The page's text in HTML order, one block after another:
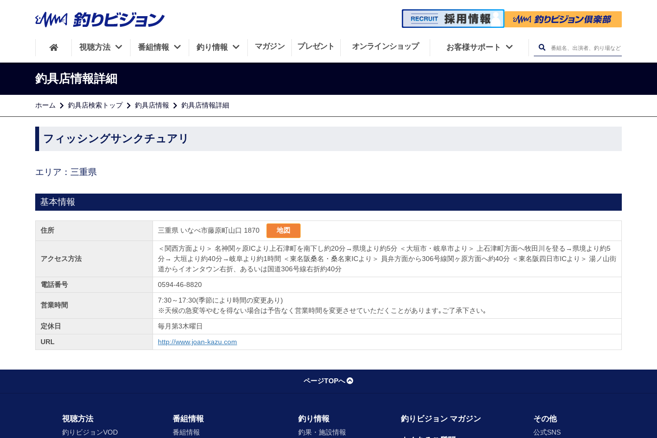
視聴方法 番組情報 釣り情報 マガジン プレゼント オンラインショップ お客様サポート
釣具店情報詳細
ホーム 釣具店検索トップ 釣具店情報 釣具店情報詳細
フィッシングサンクチュアリ
エリア：三重県
基本情報
住所 三重県 いなべ市藤原町山口 1870 地図
アクセス方法
＜関西方面より＞ 名神関ヶ原ICより上石津町を南下し約20分→県境より約5分 ＜大垣市・岐阜市より＞ 上石津町方面へ牧田川を登る→県境より約5
分→ 大垣より約40分→岐阜より約1時間 ＜東名阪桑名・桑名東ICより＞ 員弁方面から306号線関ヶ原方面へ約40分 ＜東名阪四日市ICより＞ 湯ノ山街
道からイオンタウン右折、あるいは国道306号線右折約40分
電話番号
0594-46-8820
営業時間
7:30～17:30(季節により時間の変更あり)
※天候の急変等やむを得ない場合は予告なく営業時間を変更させていただくことがあります｡ご了承下さい｡
定休日
毎月第3木曜日
URL
http://www.joan-kazu.com
ページTOPへ
視聴方法
釣りビジョンVOD
番組情報
番組情報
釣り情報
釣果・施設情報
釣りビジョン マガジン その他
公式SNS